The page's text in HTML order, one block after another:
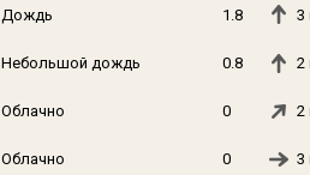
Дождь 1.8 3
Небольшой дождь 0.8 2
Облачно 0 2
Облачно 0 3